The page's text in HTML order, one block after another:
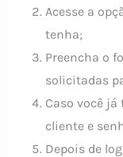
Acesse a
tenha;
Preencha o
solicitadas
Caso você
cliente e
Depois de